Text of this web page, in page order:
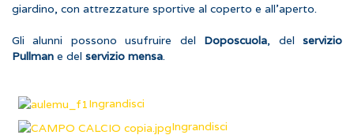
giardino, con attrezzature sportive al coperto e all'aperto.
Gli alunni possono usufruire del Doposcuola, delservizio
Pullman e del servizio mensa.
Ingrandisci
Ingrandisci